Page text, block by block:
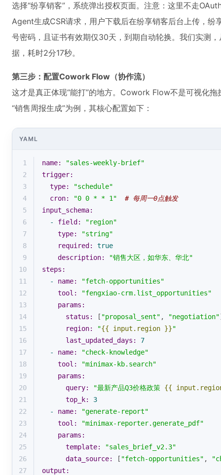
选择“纷享销客”，系统弹出授权页面。注意：这里不走
Agent生成CSR请求，用户下载后在纷享销客后台上传，纷
号密码，且证书有效期仅30天，到期自动轮换。我们实测
据，耗时2分17秒。
第三步：配置Cowork Flow（协作流）
这才是真正体现“能打”的地方。Cowork Flow不是可视化
“销售周报生成”为例，其核心配置如下：
YAML
1 name:
"sales-weekly-brief"
2
trigger:
3
type:
"schedule"
4
cron: "0 0 * * 1"
# 每周一0点触发
5
input_schema:
6
- field:
"region"
7
type:
"string"
8
required:
true
9
description:
"销售大区，如华东、华北"
10
steps:
11
- name:
"fetch-opportunities"
12
tool:
"fengxiao-crm.list_opportunities"
13
params:
14
status: [ "proposal_sent" , "negotiation"
15
region: "{{ input.region }}"
16
last_updated_days:
7
17
- name:
"check-knowledge"
18
tool:
"minimax-kb.search"
19
params:
20
query: "最新产品Q3价格政策 {{
21
top_k:
3
22
- name:
"generate-report"
23
tool:
"minimax-reporter.generate_pdf"
24
params:
25
template:
"sales_brief_v2.3"
26
data_source: [ "fetch-opportunities" ,
27
output: